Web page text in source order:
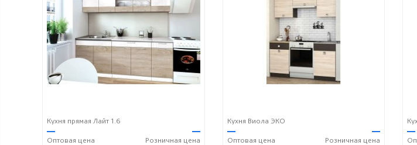
Кухня прямая Лайт 1.6
—
Оптовая цена
—
Розничная цена
Кухня Виола ЭКО
—
Оптовая цена
—
Розничная цена
—